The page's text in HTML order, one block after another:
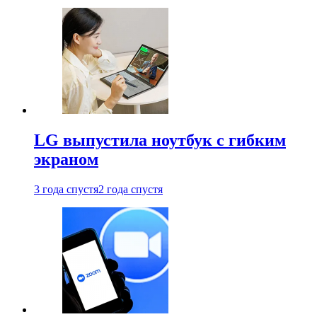
LG выпустила ноутбук с гибким
экраном
3 года спустя2 года спустя